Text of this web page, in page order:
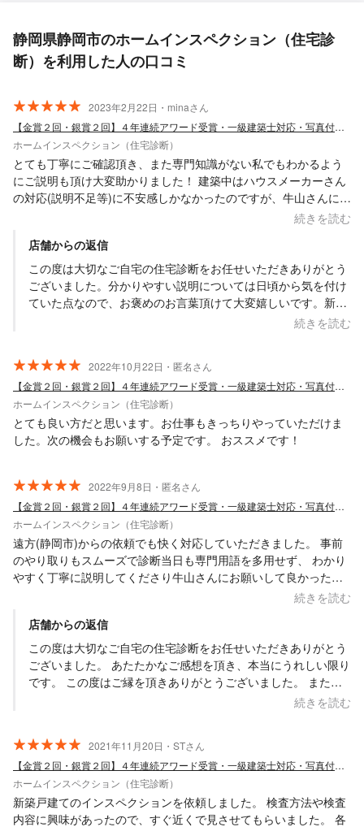
静岡県静岡市のホームインスペクション（住宅診
断）を利用した人の口コミ
2023年2月22日・minaさん
【金賞２回・銀賞２回】４年連続アワード受賞・一級建築士対応・写真付き報告書で安心
ホームインスペクション（住宅診断）
とても丁寧にご確認頂き、また専門知識がない私でもわかるよう
にご説明も頂け大変助かりました！ 建築中はハウスメーカーさん
の対応(説明不足等)に不安感しかなかったのですが、牛山さんにご
確認して頂き問題ない事がわかったことで、不安感を取り除く事
と思います。今回、お願いして本当に良かったです、ありがとう
ございました！
続きを読む
店舗からの返信
この度は大切なご自宅の住宅診断をお任せいただきありがとう
ございました。分かりやすい説明については日頃から気を付け
ていた点なので、お褒めのお言葉頂けて大変嬉しいです。新生
活楽しみですね。実際にお住まいになられて、ご不明な点がご
続きを読む
2022年10月22日・匿名さん
【金賞２回・銀賞２回】４年連続アワード受賞・一級建築士対応・写真付き報告書で安心
ホームインスペクション（住宅診断）
とても良い方だと思います。お仕事もきっちりやっていただけま
した。次の機会もお願いする予定です。 おススメです！
2022年9月8日・匿名さん
【金賞２回・銀賞２回】４年連続アワード受賞・一級建築士対応・写真付き報告書で安心
ホームインスペクション（住宅診断）
遠方(静岡市)からの依頼でも快く対応していただきました。 事前
のやり取りもスムーズで診断当日も専門用語を多用せず、 わかり
やすく丁寧に説明してくださり牛山さんにお願いして良かったと
続きを読む
店舗からの返信
この度は大切なご自宅の住宅診断をお任せいただきありがとう
ございました。 あたたかなご感想を頂き、本当にうれしい限り
です。 この度はご縁を頂きありがとうございました。 またな
続きを読む
2021年11月20日・STさん
【金賞２回・銀賞２回】４年連続アワード受賞・一級建築士対応・写真付き報告書で安心
ホームインスペクション（住宅診断）
新築戸建てのインスペクションを依頼しました。 検査方法や検査
内容に興味があったので、すぐ近くで見させてもらいました。 各